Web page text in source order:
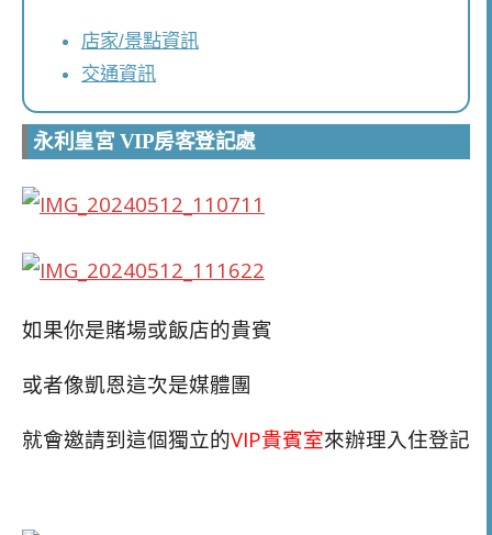
店家/景點資訊
交通資訊
永利皇宮 VIP房客登記處
如果你是賭場或飯店的貴賓
或者像凱恩這次是媒體團
就會邀請到這個獨立的VIP貴賓室來辦理入住登記